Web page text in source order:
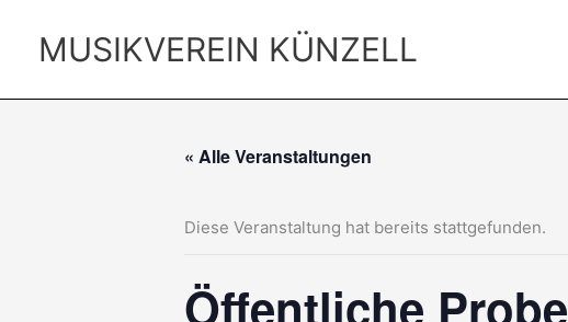
Inhalt
springenMUSIKVEREIN KÜNZELL
« Alle Veranstaltungen
Diese Veranstaltung hat bereits stattgefunden.
Öffentliche Probe